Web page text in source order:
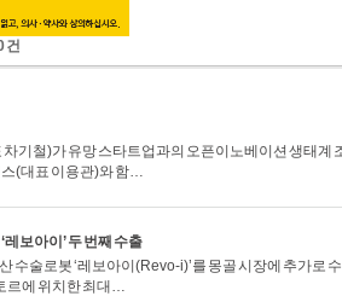
건
기철)가 유망 스타트업과의 오픈이노베이션 생태
(대표 이용관)와 함…
보아이’ 두 번째 수출
술로봇 ‘레보아이(Revo-i)’를 몽골 시장에 추가로
르에 위치한 최대…